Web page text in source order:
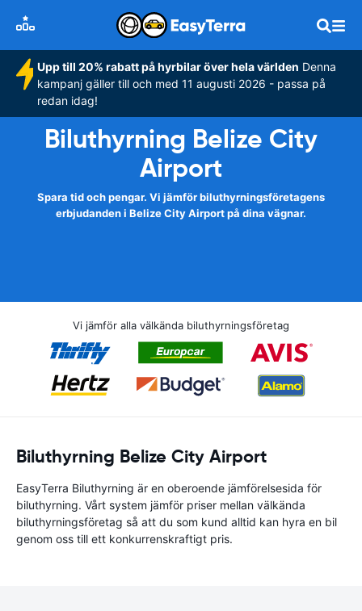
Upp till 20% rabatt på hyrbilar över hela världen Denna
kampanj gäller till och med 11 augusti 2026 - passa på
redan idag!
Biluthyrning Belize City
Airport
Spara tid och pengar. Vi jämför biluthyrningsföretagens
erbjudanden i Belize City Airport på dina vägnar.
Vi jämför alla välkända biluthyrningsföretag
Biluthyrning Belize City Airport
EasyTerra Biluthyrning är en oberoende jämförelsesida för
biluthyrning. Vårt system jämför priser mellan välkända
biluthyrningsföretag så att du som kund alltid kan hyra en bil
genom oss till ett konkurrenskraftigt pris.